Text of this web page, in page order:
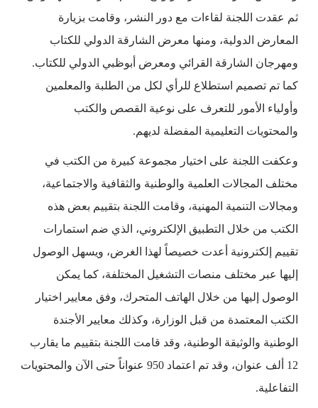
ثم عقدت اللجنة لقاءات مع دور النشر، وقامت بزيارة
المعارض الدولية، ومنها معرض الشارقة الدولي للكتاب
ومهرجان الشارقة القرائي ومعرض أبوظبي الدولي للكتاب.
كما تم تصميم استطلاع للرأي لكل من الطلبة والمعلمين
وأولياء الأمور للتعرف على نوعية القصص والكتب
والمحتويات التعليمية المفضلة لديهم.
وعكفت اللجنة على اختيار مجموعة كبيرة من الكتب في
مختلف المجالات العلمية والوطنية والثقافية والاجتماعية،
ومجالات التنمية المهنية، وقامت اللجنة بتقييم بعض هذه
الكتب من خلال التطبيق الإلكتروني، الذي ضم استمارات
تقييم إلكترونية أعدت خصيصاً لهذا الغرض، ويسهل الوصول
إليها عبر مختلف منصات التشغيل المختلفة، كما يمكن
الوصول إليها من خلال الهاتف المتحرك، وفق معايير اختيار
الكتب المعتمدة من قبل الوزارة، وكذلك معايير الأجندة
الوطنية والوثيقة الوطنية، وقد قامت اللجنة بتقييم ما يقارب
12 ألف عنوان، وقد تم اعتماد 950 عنواناً حتى الآن والمحتويات
التفاعلية.